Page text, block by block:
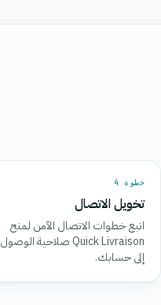
خطوة 4
تخويل الاتصال
اتبع خطوات الاتصال الآمن لمنح
Quick Livraison صلاحية الوصول
إلى حسابك.